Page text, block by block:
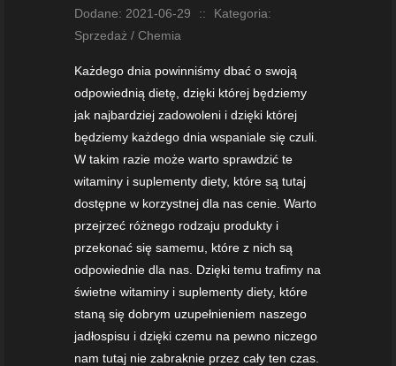
Dodane: 2021-06-29 ::
Kategoria:
Sprzedaż / Chemia
Każdego dnia powinniśmy dbać o swoją
odpowiednią dietę, dzięki której będziemy
jak najbardziej zadowoleni i dzięki której
będziemy każdego dnia wspaniale się czuli.
W takim razie może warto sprawdzić te
witaminy i suplementy diety, które są tutaj
dostępne w korzystnej dla nas cenie. Warto
przejrzeć różnego rodzaju produkty i
przekonać się samemu, które z nich są
odpowiednie dla nas. Dzięki temu trafimy na
świetne witaminy i suplementy diety, które
staną się dobrym uzupełnieniem naszego
jadłospisu i dzięki czemu na pewno niczego
nam tutaj nie zabraknie przez cały ten czas.